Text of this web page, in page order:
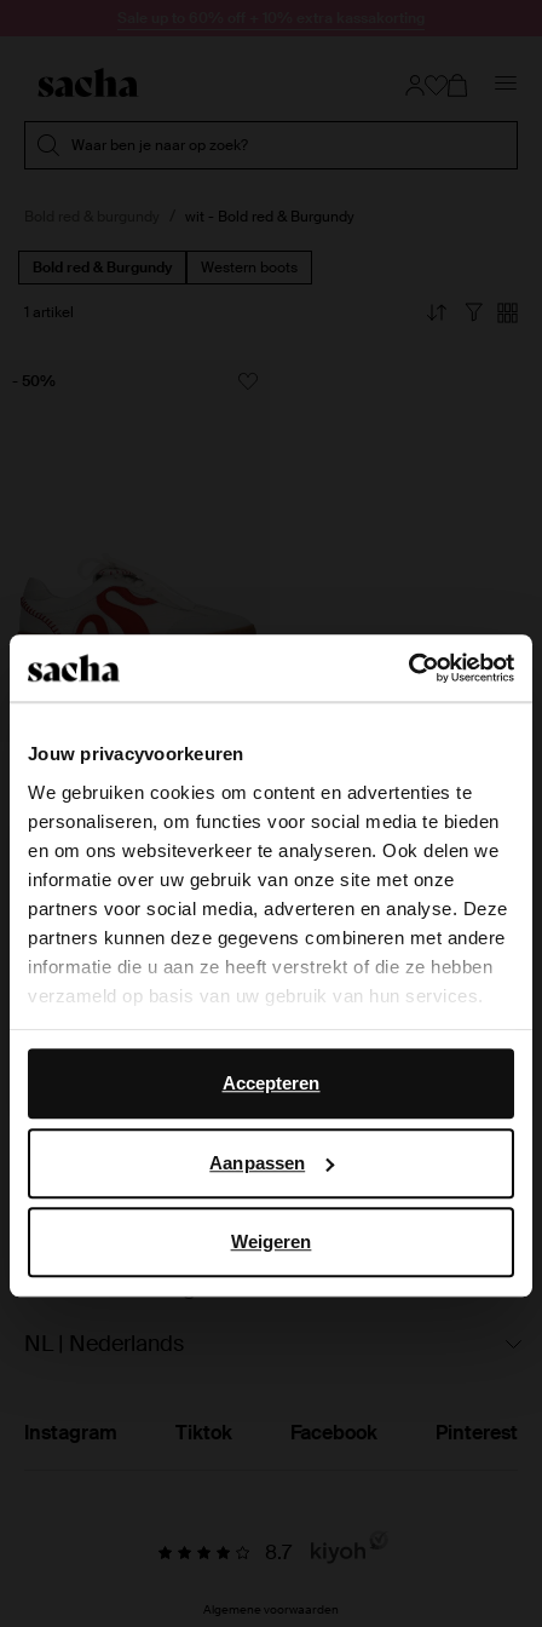
Jouw privacyvoorkeuren
We gebruiken cookies om content en advertenties te
personaliseren, om functies voor social media te bieden
en om ons websiteverkeer te analyseren. Ook delen we
informatie over uw gebruik van onze site met onze
partners voor social media, adverteren en analyse. Deze
partners kunnen deze gegevens combineren met andere
informatie die u aan ze heeft verstrekt of die ze hebben
verzameld op basis van uw gebruik van hun services.
Daarnaast werken wij samen met Google voor
advertentie- en meetdoeleinden. Meer informatie over
hoe Google uw persoonsgegevens gebruikt, vindt u op
Accepteren
Aanpassen
Weigeren
Waar ben je naar op zoek?
wit - Bold red & Burgundy
Bold red & Burgundy Western boots
1 artikel
details
120.00
60.00
- 50%
Over Sacha
Klantenservice
Ruilen & retourneren
Studentenkorting
NL | Nederlands
Instagram Tiktok Facebook Pinterest
8.7
Algemene voorwaarden
×
View this website in English?
It looks like your language isn't Dutch. Would
you like to switch to English?
Yes, switch to
English
No, stay in Dutch